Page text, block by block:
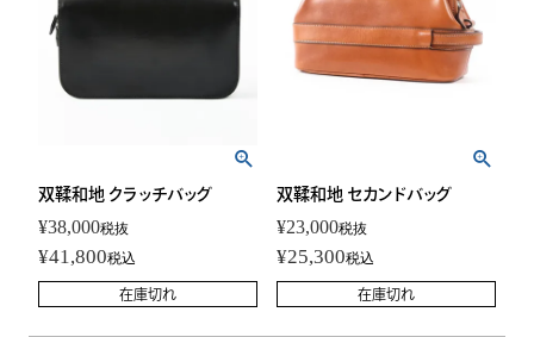
双鞣和地 クラッチバッグ
¥38,000税抜
¥41,800税込
在庫切れ
双鞣和地 セカンドバッグ
¥23,000税抜
¥25,300税込
在庫切れ